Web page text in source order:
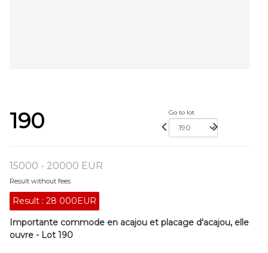
190 Go to lot
15000 - 20000 EUR
Result without fees
Result : 28 000EUR
Importante commode en acajou et placage d'acajou, elle
ouvre - Lot 190